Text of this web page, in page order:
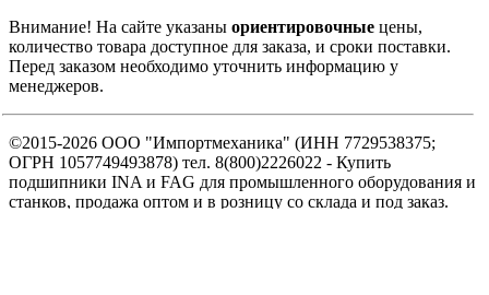
Внимание! На сайте указаны ориентировочные цены,
количество товара доступное для заказа, и сроки поставки.
Перед заказом необходимо уточнить информацию у
менеджеров.
©2015-2026 ООО "Импортмеханика" (ИНН 7729538375;
ОГРН 1057749493878) тел. 8(800)2226022 - Купить
подшипники INA и FAG для промышленного оборудования и
станков, продажа оптом и в розницу со склада и под заказ.